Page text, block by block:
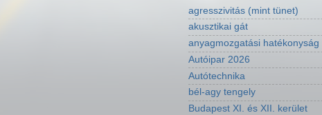
agresszivitás (mint tünet)
akusztikai gát
anyagmozgatási hatékonyság
Autóipar 2026
Autótechnika
bél-agy tengely
Budapest XI. és XII. kerület